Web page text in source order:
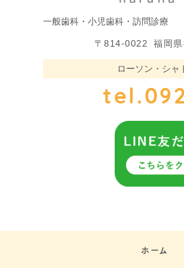
一般歯科・小児歯科・訪問診療
〒814-0022 福岡
ローソン・シャ
ホーム